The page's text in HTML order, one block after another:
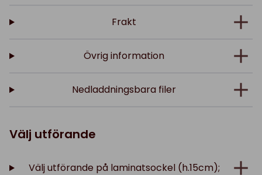
Frakt
Övrig information
Nedladdningsbara filer
Välj utförande
Välj utförande på laminatsockel (h.15cm);